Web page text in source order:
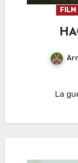
FILM
La